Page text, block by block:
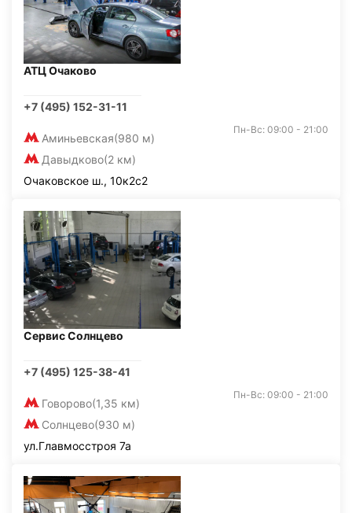
АТЦ Очаково
+7 (495) 152-31-11
Аминьевская(980 м)
Давыдково(2 км)
Пн-Вс: 09:00 - 21:00
Очаковское ш., 10к2с2
Сервис Солнцево
+7 (495) 125-38-41
Говорово(1,35 км)
Солнцево(930 м)
Пн-Вс: 09:00 - 21:00
ул.Главмосстроя 7а